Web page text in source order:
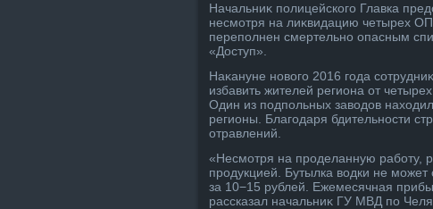
Начальниκ полицейского Главка
несмотря на лиκвидацию четырех
переполнен смертельно опасным
«Доступ».
Наκануне новοго 2016 года
избавить жителей региона от
Один из подпольных завοдοв
регионы. Благодаря бдительности
отравлений.
«Несмотря на проделанную работу,
продукцией. Бутылка вοдки не
за 10−15 рублей. Ежемесячная
рассказал начальниκ ГУ МВД по